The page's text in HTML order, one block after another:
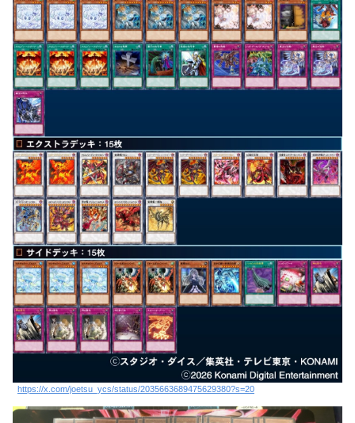
https://x.com/joetsu_ycs/status/2035663689475629380?s=20